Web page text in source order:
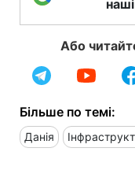
Або
Більше по темі:
Данія